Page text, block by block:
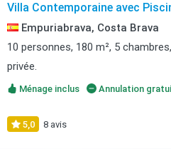
Villa Contemporaine avec
Empuriabrava, Costa Brava
10 personnes, 180 m², 5
privée.
Ménage inclus Annulation
5,0 8 avis